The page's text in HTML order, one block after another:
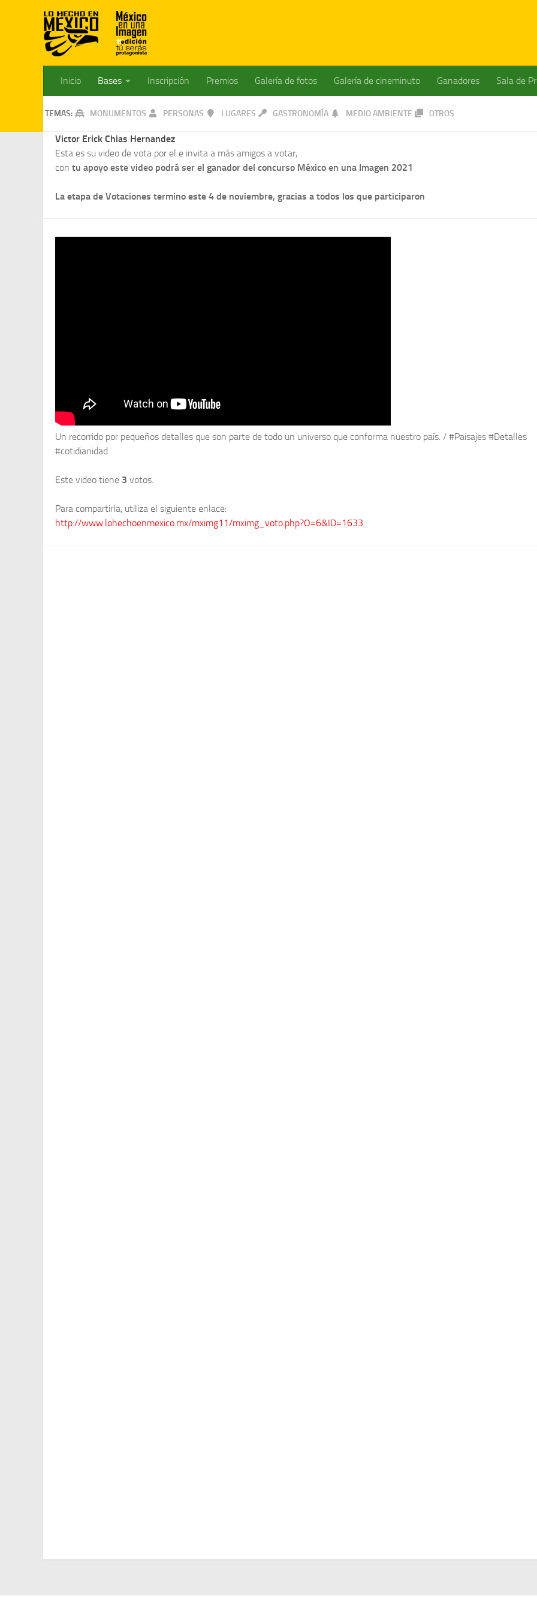
Inicio Bases Inscripción Premios Galería de fotos Galería de cineminuto Ganadores Sala de
TEMAS: MONUMENTOS PERSONAS LUGARES GASTRONOMÍA MEDIO AMBIENTE OTROS
Victor Erick Chias Hernandez
Esta es su video de vota por el e invita a más amigos a votar,
con tu apoyo este video podrá ser el ganador del concurso México en una Imagen 2021
La etapa de Votaciones termino este 4 de noviembre, gracias a todos los que participaron
Un recorrido por pequeños detalles que son parte de todo un universo que conforma nuestro país. / #Paisajes #Detalles
#cotidianidad
Este video tiene 3 votos.
Para compartirla, utiliza el siguiente enlace:
http://www.lohechoenmexico.mx/mximg11/mximg_voto.php?O=6&ID=1633